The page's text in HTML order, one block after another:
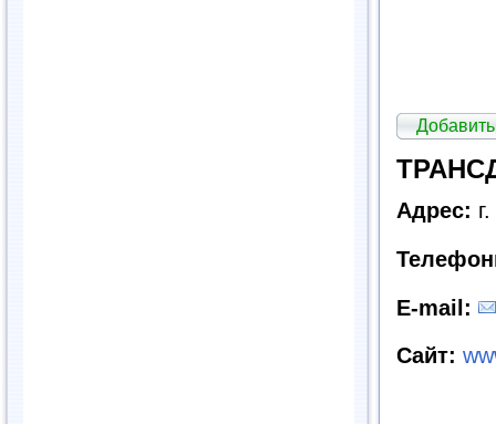
Адрес:
E-mail :
Сайт: